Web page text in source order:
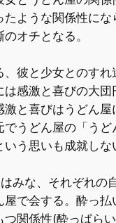
たような関係性にな
オチとなる。
、彼と少女とのすれ
は感激と喜びの大団
激と喜びはうどん屋
でうどん屋の「うど
う思いも成就しな
みな、それぞれの
屋で会する。酔っ払
つ関係性(酔っぱら